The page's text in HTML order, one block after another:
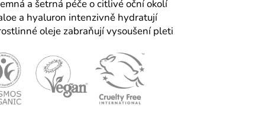
a šetrná péče o citlivé oční okolí
a hyaluron intenzivně hydratují
oleje zabraňují vysoušení pleti